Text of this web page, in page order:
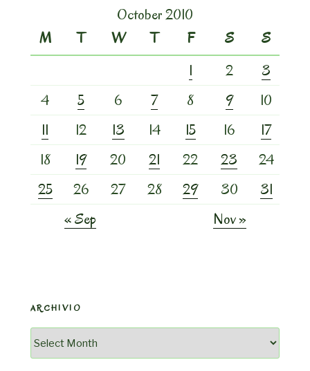
October 2010
M
T W T F S
S
1
2
3
4
5 6 7 8 9
10
11
12 13 14 15 16
17
18
19 20 21 22 23
24
25
26 27 28 29 30
31
« Sep
Nov »
ARCHIVIO
Archivio